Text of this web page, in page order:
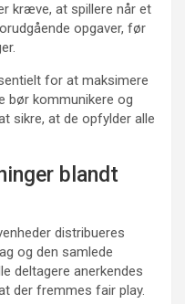
kræve, at spillere når et
opgaver, før
for at maksimere
bør kommunikere og
sikre, at de opfylder alle
blandt
distribueres
og den samlede
deltagere anerkendes
der fremmes fair play.